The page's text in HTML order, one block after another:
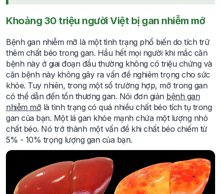
Khoảng 30 triệu người Việt bị gan nhiễm mỡ
Bệnh gan nhiễm mỡ là một tình trạng phổ biến do tích trữ
thêm chất béo trong gan. Hầu hết mọi người khi mắc căn
bệnh này ở giai đoạn đầu thường không có triệu chứng và
căn bệnh này không gây ra vấn đề nghiêm trọng cho sức
khỏe. Tuy nhiên, trong một số trường hợp, mỡ trong gan
có thể dẫn đến tổn thương gan. Nói đơn giản bệnh gan
nhiễm mỡ là tình trạng có quá nhiều chất béo tích tụ trong
gan của bạn. Một lá gan khỏe mạnh chứa một lượng nhỏ
chất béo. Nó trở thành một vấn đề khi chất béo chiếm từ
5% - 10% trọng lượng gan của bạn.